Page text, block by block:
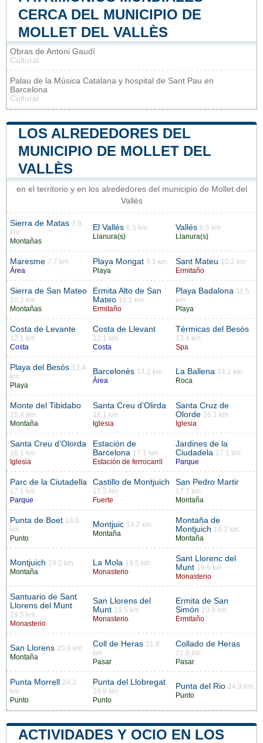
CERCA DEL MUNICIPIO DE
MOLLET DEL VALLÈS
Obras de Antoni Gaudí
Cultural
Palau de la Música Catalana y hospital de Sant Pau en
Barcelona
Cultural
LOS ALREDEDORES DEL
MUNICIPIO DE MOLLET DEL
VALLÈS
en el territorio y en los alrededores del municipio de Mollet del
Vallès
Sierra de Matas 3.9
km
Montañas
El Vallés 6.5 km
Llanura(s)
Vallés 6.5 km
Llanura(s)
Maresme 7.7 km
Área
Playa Mongat 9.1 km
Playa
Sant Mateu 10.2 km
Ermitaño
Sierra de San Mateo
10.2 km
Montañas
Ermita Alto de San
Mateo 10.2 km
Ermitaño
Playa Badalona 11.5
km
Playa
Costa de Levante
12.1 km
Costa
Costa de Llevant
12.1 km
Costa
Térmicas del Besós
13.4 km
Spa
Playa del Besós 13.4
km
Playa
Barcelonès 14.2 km
Área
La Ballena 14.2 km
Roca
Monte del Tibidabo
15.4 km
Montaña
Santa Creu d’Olirda
16.1 km
Iglesia
Santa Cruz de
Olorde 16.1 km
Iglesia
Santa Creu d’Olorda
16.1 km
Iglesia
Estación de
Barcelona 17.1 km
Estación de ferrocarril
Jardines de la
Ciudadela 17.1 km
Parque
Parc de la Ciutadella
17.1 km
Parque
Castillo de Montjuich
17.3 km
Fuerte
San Pedro Martir
17.7 km
Montaña
Punta de Boet 18.6
km
Punto
Montjuic 19.2 km
Montaña
Montaña de
Montjuich 19.2 km
Montaña
Montjuich 19.2 km
Montaña
La Mola 19.5 km
Monasterio
Sant Llorenc del
Munt 19.5 km
Monasterio
Santuario de Sant
Llorens del Munt
19.5 km
Monasterio
San Llorens del
Munt 19.5 km
Monasterio
Ermita de San
Simón 19.9 km
Ermitaño
San Llorens 20.6 km
Montaña
Coll de Heras 21.8
km
Pasar
Collado de Heras
21.8 km
Pasar
Punta Morrell
24.2
km
Punto
Punta del Llobregat
24.9 km
Punto
Punta del Rio 24.9 km
Punto
ACTIVIDADES Y OCIO EN LOS